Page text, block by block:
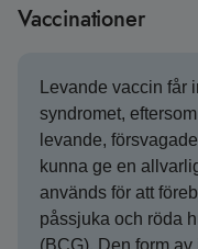
Vaccinationer
Levande vaccin
syndromet,
levande,
kunna ge en
används för att
påssjuka och röda